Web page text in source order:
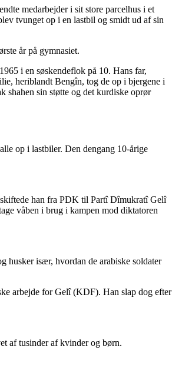
medarbejder i sit store parcelhus i et
tvunget op i en lastbil og smidt ud af sin
år på gymnasiet.
i en søskendeflok på 10. Hans far,
heriblandt Bengîn, tog de op i bjergene i
shahen sin støtte og det kurdiske oprør
op i lastbiler. Den dengang 10-årige
han fra PDK til Partî Dîmukratî Gelî
våben i brug i kampen mod diktatoren
husker især, hvordan de arabiske soldater
arbejde for Gelî (KDF). Han slap dog efter
af tusinder af kvinder og børn.